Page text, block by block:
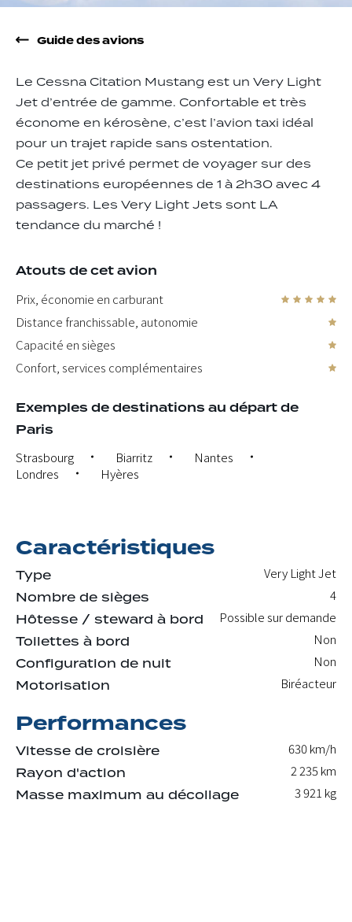
Guide des avions
Le Cessna Citation Mustang est un Very Light
Jet d’entrée de gamme. Confortable et très
économe en kérosène, c’est l’avion taxi idéal
pour un trajet rapide sans ostentation.
Ce petit jet privé permet de voyager sur des
destinations européennes de 1 à 2h30 avec 4
passagers. Les Very Light Jets sont LA
tendance du marché !
Atouts de cet avion
Prix, économie en carburant
Distance franchissable, autonomie
Capacité en sièges
Confort, services complémentaires
Exemples de destinations au départ de
Paris
Strasbourg Biarritz
Nantes
Londres
Hyères
Caractéristiques
Type Very Light Jet
Nombre de sièges 4
Hôtesse / steward à bord Possible sur demande
Toilettes à bord Non
Configuration de nuit Non
Motorisation Biréacteur
Performances
Vitesse de croisière 630 km/h
Rayon d'action 2 235 km
Masse maximum au décollage 3 921 kg